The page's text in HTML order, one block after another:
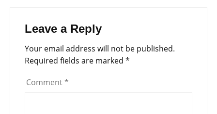
Leave a Reply
Your email address will not be published.
Required fields are marked *
Comment *